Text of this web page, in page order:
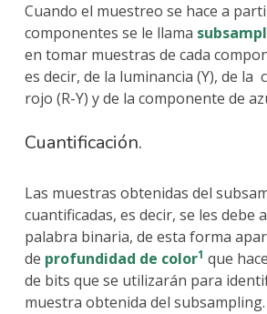
Cuando el muestreo se hace a
componentes se le llama
en tomar muestras de cada
es decir, de la luminancia (Y), de la
rojo (R-Y) y de la componente de
Cuantificación.
Las muestras obtenidas del
cuantificadas, es decir, se les debe
palabra binaria, de esta forma
de profundidad de color1 que
de bits que se utilizarán para
muestra obtenida del subsampling.